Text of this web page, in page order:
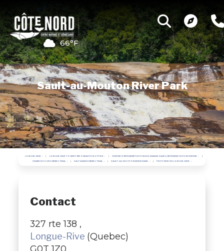
66°F
Sault-au-Mouton River Park
LONGUE-RIVE LONGUE-RIVE TOURIST INFORMATION OFFICE CENTRE D'INTERPRÉTATION DES MARAIS SALÉS | INTERPRETATION CENTRE
CRANS ROUGES HIKING TRAIL SALT MARSH HIKING TRAIL SAULT-AU-MOUTON RIVER PARK FESTI-RIVE DE LONGUE-RIVE
Contact
327 rte 138 ,
Longue-Rive (Quebec)
G0T 1Z0